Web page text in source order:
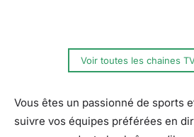
Voir toutes les chaines
Vous êtes un passionné de sports
suivre vos équipes préférées en